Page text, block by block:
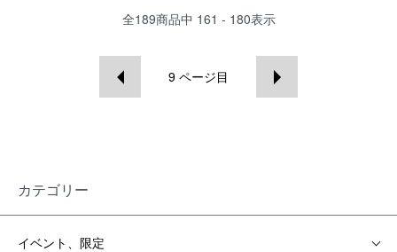
全189商品中 161 - 180表示
9 ページ目
カテゴリー
イベント、限定